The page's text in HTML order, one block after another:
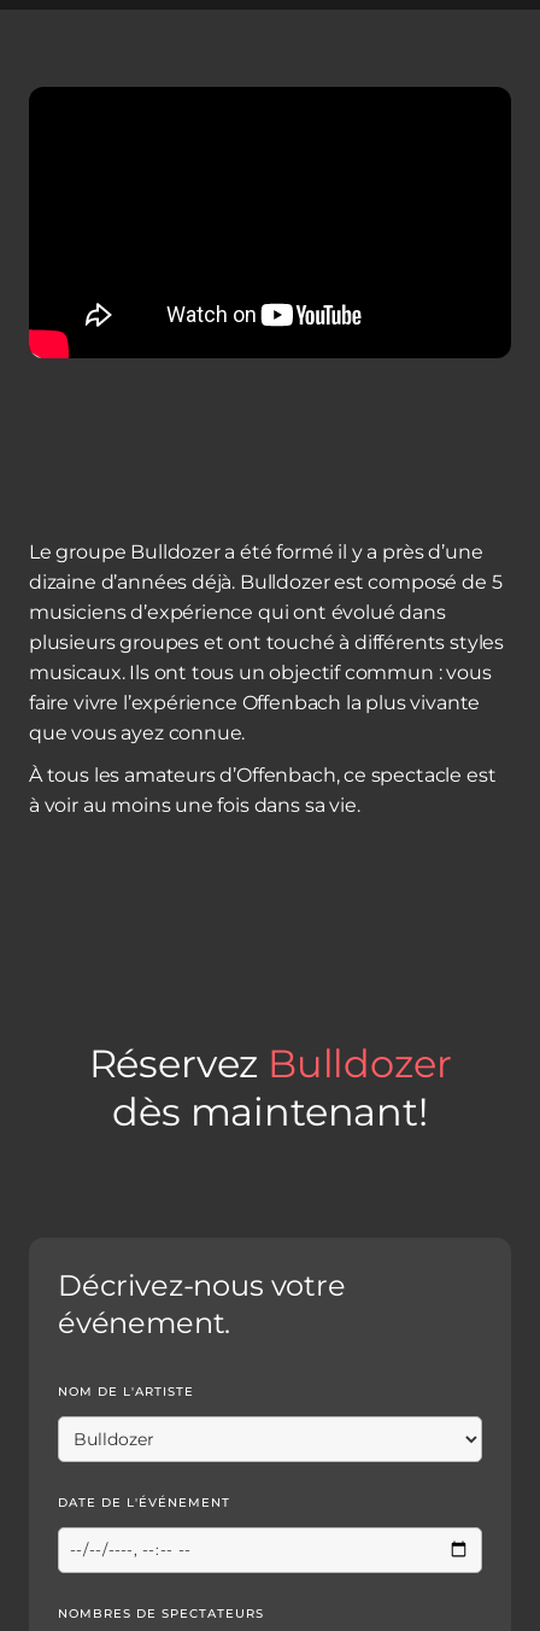
Le groupe Bulldozer a été formé il y a près d’une
dizaine d’années déjà. Bulldozer est composé de 5
musiciens d’expérience qui ont évolué dans
plusieurs groupes et ont touché à différents styles
musicaux. Ils ont tous un objectif commun : vous
faire vivre l’expérience Offenbach la plus vivante
que vous ayez connue.
À tous les amateurs d’Offenbach, ce spectacle est
à voir au moins une fois dans sa vie.
Réservez Bulldozer
dès maintenant!
Décrivez-nous votre
événement.
NOM DE L'ARTISTE
DATE DE L'ÉVÉNEMENT
NOMBRES DE SPECTATEURS